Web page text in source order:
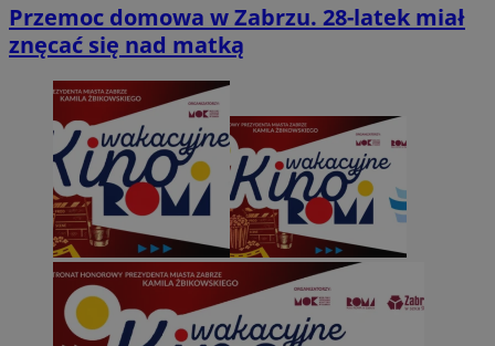
Przemoc domowa w Zabrzu. 28-latek miał
znęcać się nad matką